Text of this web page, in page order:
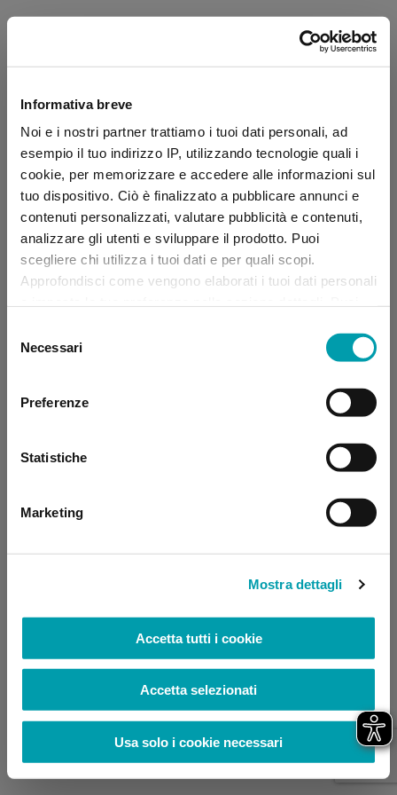
Informativa breve
Noi e i nostri partner trattiamo i tuoi dati personali, ad
esempio il tuo indirizzo IP, utilizzando tecnologie quali i
cookie, per memorizzare e accedere alle informazioni sul
tuo dispositivo. Ciò è finalizzato a pubblicare annunci e
contenuti personalizzati, valutare pubblicità e contenuti,
analizzare gli utenti e sviluppare il prodotto. Puoi
scegliere chi utilizza i tuoi dati e per quali scopi.
Approfondisci come vengono elaborati i tuoi dati personali
momento dalla Dichiarazione sui “
delNecessari
Preferenze
Statistiche
Marketing
Mostra dettagli
Accetta tutti i cookie
Accetta selezionati
Usa solo i cookie necessari
Application error: a client-side exception has occurred (see the
browser console for more information)